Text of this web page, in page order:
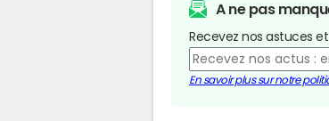
A ne pas
Recevez nos astuces
En savoir plus sur notre